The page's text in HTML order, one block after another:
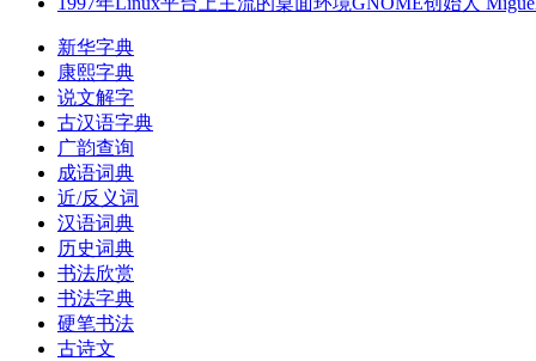
新华字典
康熙字典
说文解字
古汉语字典
广韵查询
成语词典
近/反义词
汉语词典
历史词典
书法欣赏
书法字典
硬笔书法
古诗文